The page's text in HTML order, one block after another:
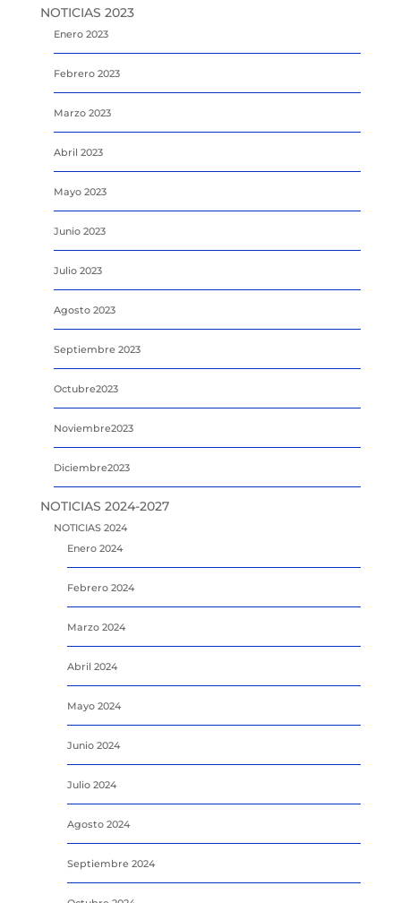
NOTICIAS 2023
Enero 2023
Febrero 2023
Marzo 2023
Abril 2023
Mayo 2023
Junio 2023
Julio 2023
Agosto 2023
Septiembre 2023
Octubre2023
Noviembre2023
Diciembre2023
NOTICIAS 2024-2027
NOTICIAS 2024
Enero 2024
Febrero 2024
Marzo 2024
Abril 2024
Mayo 2024
Junio 2024
Julio 2024
Agosto 2024
Septiembre 2024